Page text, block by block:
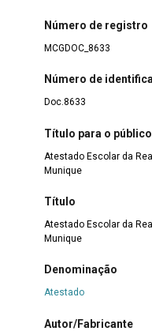
Número de registro
MCGDOC_8633
Número de
Doc.8633
Título para o público
Atestado Escolar da
Munique
Título
Atestado Escolar da
Munique
Denominação
Atestado
Autor/Fabricante